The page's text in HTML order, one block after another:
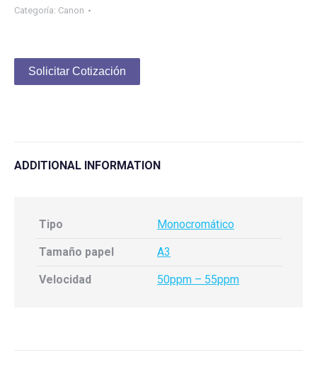
Categoría: Canon
Solicitar Cotización
ADDITIONAL INFORMATION
Tipo Monocromático
Tamaño papel A3
Velocidad 50ppm – 55ppm